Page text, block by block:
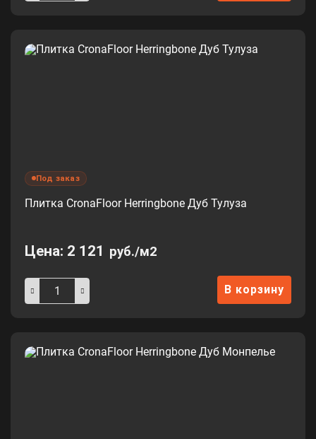
Под заказ
Плитка CronaFloor Herringbone Дуб Тулуза
Цена: 2 121 руб./м2
В корзину